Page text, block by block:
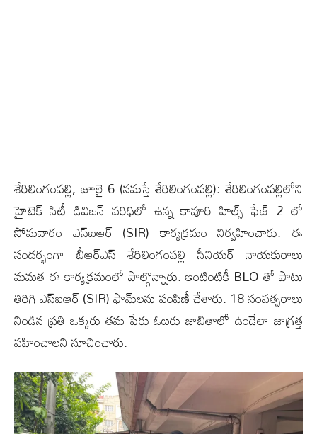
శేరిలింగంప‌ల్లి, జూలై 6 (న‌మ‌స్తే శేరిలింగంప‌ల్లి): శేరిలింగంప‌ల్లిలోని
హైటెక్ సిటీ డివిజన్ ప‌రిధిలో ఉన్న కావూరి హిల్స్ ఫేజ్‌ 2 లో
సోమ‌వారం ఎస్‌ఐఆర్‌ (SIR) కార్య‌క్ర‌మం నిర్వ‌హించారు. ఈ
సంద‌ర్భంగా బీఆర్ఎస్ శేరిలింగంపల్లి సీనియర్ నాయకురాలు
మ‌మ‌త ఈ కార్య‌క్ర‌మంలో పాల్గొన్నారు. ఇంటింటికీ BLO తో పాటు
తిరిగి ఎస్‌ఐఆర్‌ (SIR) ఫామ్‌ల‌ను పంపిణీ చేశారు. 18 సంవ‌త్స‌రాలు
నిండిన ప్ర‌తి ఒక్క‌రు త‌మ పేరు ఓట‌రు జాబితాలో ఉండేలా జాగ్ర‌త్త
వ‌హించాల‌ని సూచించారు.